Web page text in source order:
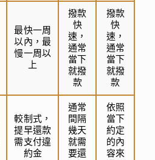
最快一周
以內，最
慢一周以
上
撥款
快
速，
通常
當下
就撥
款
撥款
快
速，
通常
當下
就撥
款
較制式，
提早還款
需支付違
約金
通常
間隔
幾天
就需
要還
依照
當下
約定
的內
容來